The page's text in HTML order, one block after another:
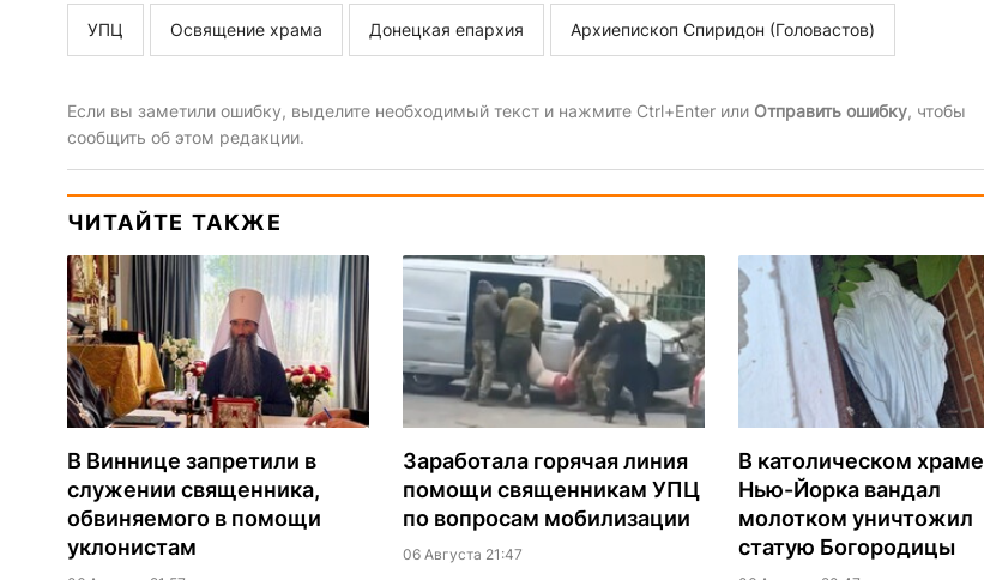
УПЦ Освящение храма Донецкая епархия Архиепископ Спиридон (Головастов)
Если вы заметили ошибку, выделите необходимый текст и нажмите Ctrl+Enter или Отправить ошибку, чтобы
сообщить об этом редакции.
ЧИТАЙТЕ ТАКЖЕ
В Виннице запретили в
служении священника,
обвиняемого в помощи
уклонистам
Заработала горячая линия
помощи священникам УПЦ
по вопросам мобилизации
06 Августа 21:47
В католическом храме
Нью-Йорка вандал
молотком уничтожил
статую Богородицы